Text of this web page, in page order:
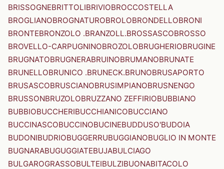
BRISSOGNEBRITTOLIBRIVIOBROCCOSTELLA
BROGLIANOBROGNATUROBROLOBRONDELLOBRONI
BRONTEBRONZOLO .BRANZOLL.BROSSASCOBROSSO
BROVELLO-CARPUGNINOBROZOLOBRUGHERIOBRUGINE
BRUGNATOBRUGNERABRUINOBRUMANOBRUNATE
BRUNELLOBRUNICO .BRUNECK.BRUNOBRUSAPORTO
BRUSASCOBRUSCIANOBRUSIMPIANOBRUSNENGO
BRUSSONBRUZOLOBRUZZANO ZEFFIRIOBUBBIANO
BUBBIOBUCCHERIBUCCHIANICOBUCCIANO
BUCCINASCOBUCCINOBUCINEBUDDUSO'BUDOIA
BUDONIBUDRIOBUGGERRUBUGGIANOBUGLIO IN MONTE
BUGNARABUGUGGIATEBUJABULCIAGO
BULGAROGRASSOBULTEIBULZIBUONABITACOLO